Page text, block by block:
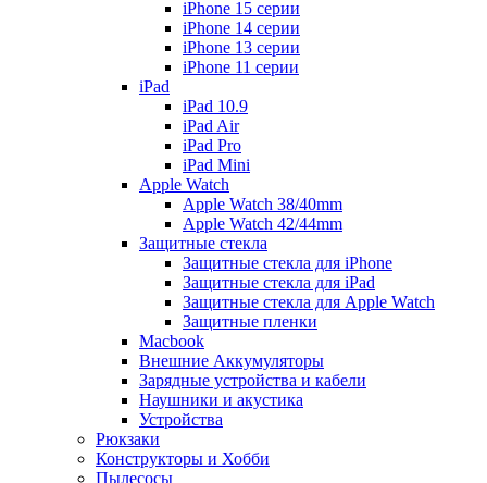
iPhone 15 серии
iPhone 14 серии
iPhone 13 серии
iPhone 11 серии
iPad
iPad 10.9
iPad Air
iPad Pro
iPad Mini
Apple Watch
Apple Watch 38/40mm
Apple Watch 42/44mm
Защитные стекла
Защитные стекла для iPhone
Защитные стекла для iPad
Защитные стекла для Apple Watch
Защитные пленки
Macbook
Внешние Аккумуляторы
Зарядные устройства и кабели
Наушники и акустика
Устройства
Рюкзаки
Конструкторы и Хобби
Пылесосы